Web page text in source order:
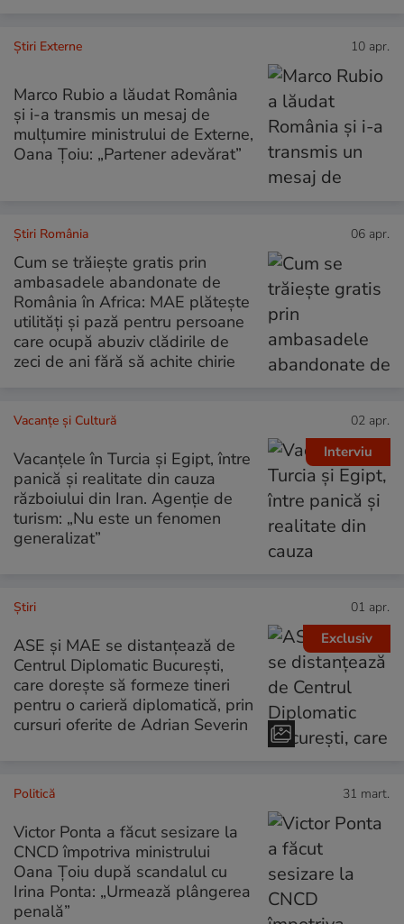
Știri Externe 10 apr.
Marco Rubio a lăudat România
și i-a transmis un mesaj de
mulțumire ministrului de Externe,
Oana Țoiu: „Partener adevărat”
Știri România 06 apr.
Cum se trăiește gratis prin
ambasadele abandonate de
România în Africa: MAE plătește
utilități și pază pentru persoane
care ocupă abuziv clădirile de
zeci de ani fără să achite chirie
Interviu
Vacanțe și Cultură 02 apr.
Vacanțele în Turcia și Egipt, între
panică și realitate din cauza
războiului din Iran. Agenție de
turism: „Nu este un fenomen
generalizat”
Exclusiv
Ştiri 01 apr.
ASE și MAE se distanțează de
Centrul Diplomatic București,
care dorește să formeze tineri
pentru o carieră diplomatică, prin
cursuri oferite de Adrian Severin
Politică 31 mart.
Victor Ponta a făcut sesizare la
CNCD împotriva ministrului
Oana Ţoiu după scandalul cu
Irina Ponta: „Urmează plângerea
penală”